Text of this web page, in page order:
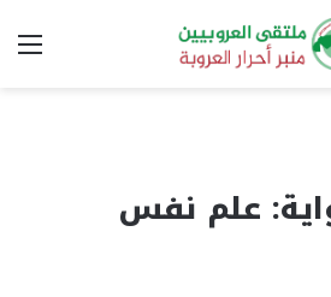
علم نفس